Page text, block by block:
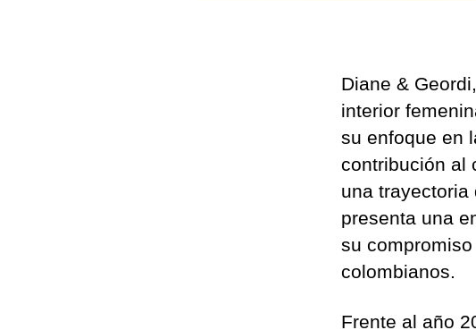
Diane &
interior
su enfoque en
contribución al
una trayectoria
presenta una
su
colombianos.
Frente al año